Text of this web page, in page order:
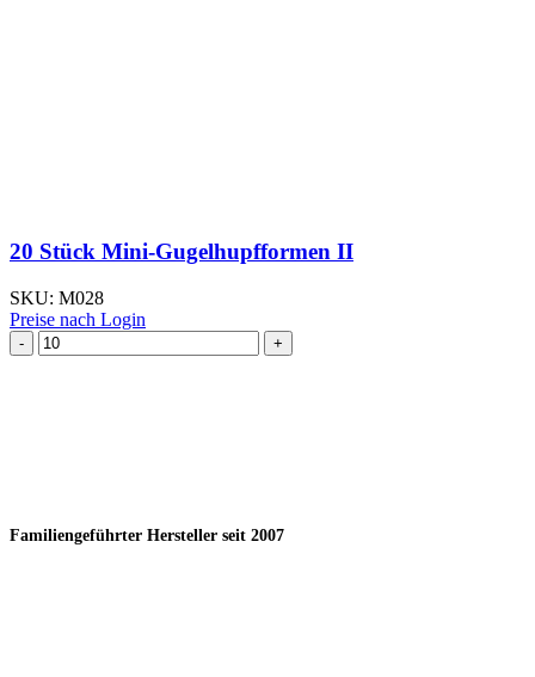
20 Stück Mini-Gugelhupfformen II
SKU: M028
Preise nach Login
20
Stück
Familiengeführter Hersteller seit 2007